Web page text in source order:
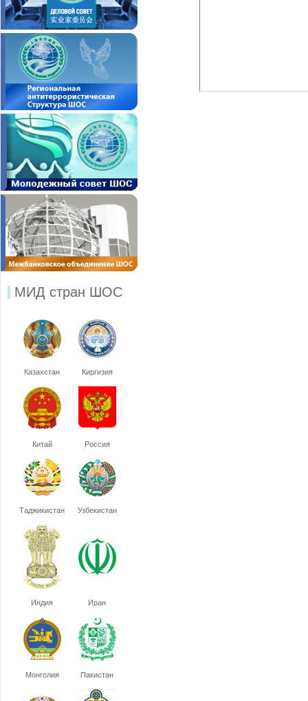
МИД стран ШОС
Казахстан Киргизия
Китай Россия
Таджикистан Узбекистан
Индия Иран
Монголия Пакистан